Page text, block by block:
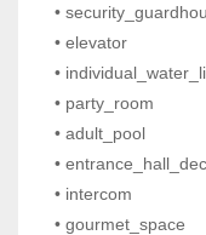
•
• elevator
•
• party_room
• adult_pool
•
• intercom
• gourmet_space